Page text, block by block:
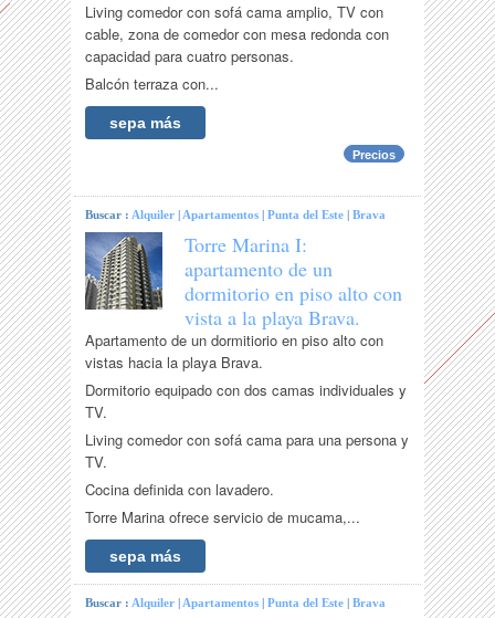
Living comedor con sofá cama amplio, TV con
cable, zona de comedor con mesa redonda con
capacidad para cuatro personas.
Balcón terraza con...
sepa más
Precios
Buscar : Alquiler | Apartamentos |Punta del Este |Brava
Torre Marina I:
apartamento de un
dormitorio en piso alto con
vista a la playa Brava.
Apartamento de un dormitiorio en piso alto con
vistas hacia la playa Brava.
Dormitorio equipado con dos camas individuales y
TV.
Living comedor con sofá cama para una persona y
TV.
Cocina definida con lavadero.
Torre Marina ofrece servicio de mucama,...
sepa más
Buscar : Alquiler | Apartamentos |Punta del Este |Brava